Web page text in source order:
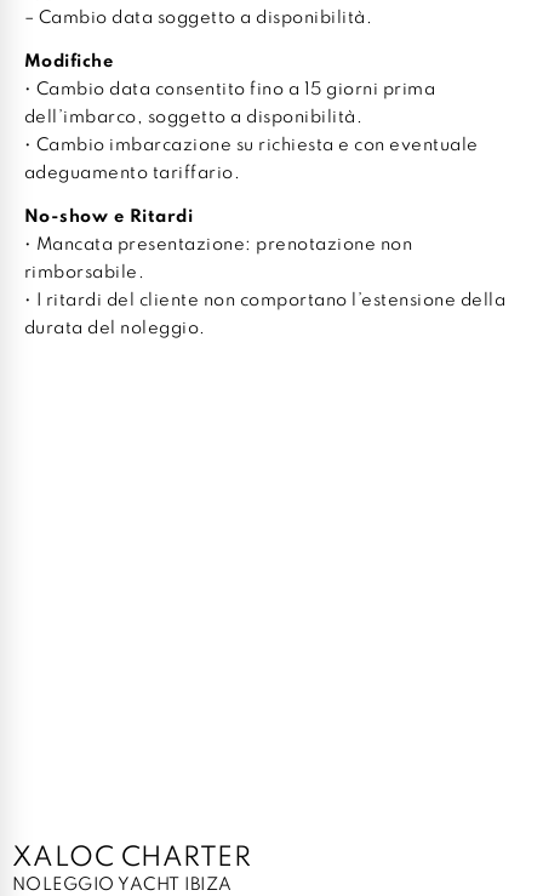
– Cambio data soggetto a disponibilità.
Modifiche
• Cambio data consentito fino a 15 giorni prima
dell’imbarco, soggetto a disponibilità.
• Cambio imbarcazione su richiesta e con eventuale
adeguamento tariffario.
No-show e Ritardi
• Mancata presentazione: prenotazione non
rimborsabile.
• I ritardi del cliente non comportano l’estensione della
durata del noleggio.
XALOC CHARTER
NOLEGGIO YACHT IBIZA